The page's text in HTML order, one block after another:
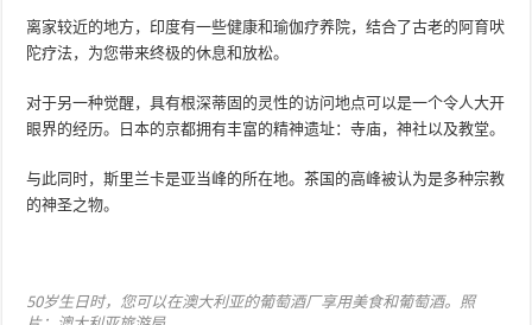
离家较近的地方，印度有一些健康和瑜伽疗养院，结合了古老的阿育吠
陀疗法，为您带来终极的休息和放松。
对于另一种觉醒，具有根深蒂固的灵性的访问地点可以是一个令人大开
眼界的经历。日本的京都拥有丰富的精神遗址：寺庙，神社以及教堂。
与此同时，斯里兰卡是亚当峰的所在地。茶国的高峰被认为是多种宗教
的神圣之物。
50岁生日时，您可以在澳大利亚的葡萄酒厂享用美食和葡萄酒。照